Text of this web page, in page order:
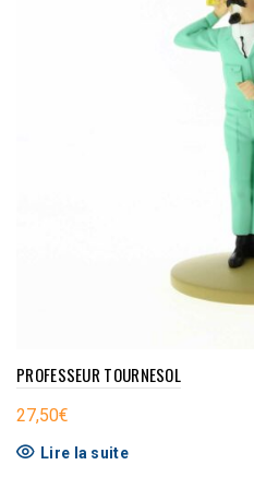
PROFESSEUR TOURNESOL
27,50€
Lire la suite